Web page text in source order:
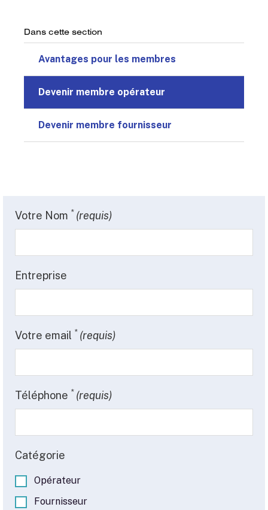
Dans cette section
Avantages pour les membres
Devenir membre opérateur
Devenir membre fournisseur
Votre Nom * (requis)
Entreprise
Votre email * (requis)
Téléphone * (requis)
Catégorie
Opérateur
Fournisseur